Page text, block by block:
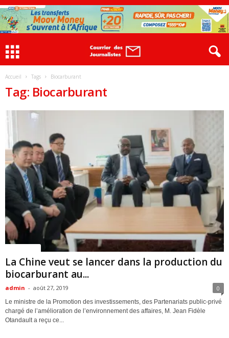
Accueil Tags Biocarburant
Tag: Biocarburant
La Chine veut se lancer dans la production du
biocarburant au...
admin - août 27, 2019 0
Le ministre de la Promotion des investissements, des Partenariats public-privé
chargé de l’amélioration de l’environnement des affaires, M. Jean Fidèle
Otandault a reçu ce...